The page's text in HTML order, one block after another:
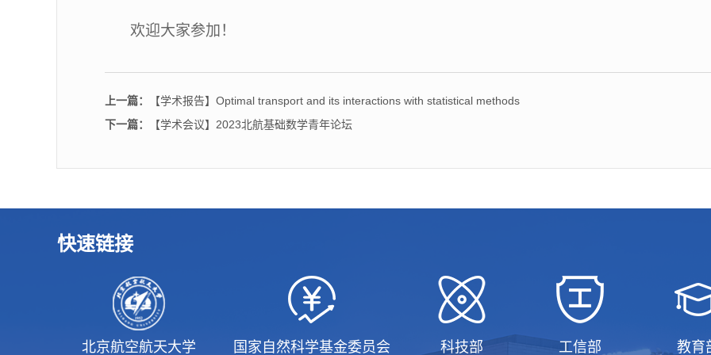
欢迎大家参加！
上一篇：
【学术报告】Optimal transport and its interactions with statistical methods
下一篇：
【学术会议】2023北航基础数学青年论坛
快速链接
北京航空航天大学 国家自然科学基金委员会 科技部 工信部 教育